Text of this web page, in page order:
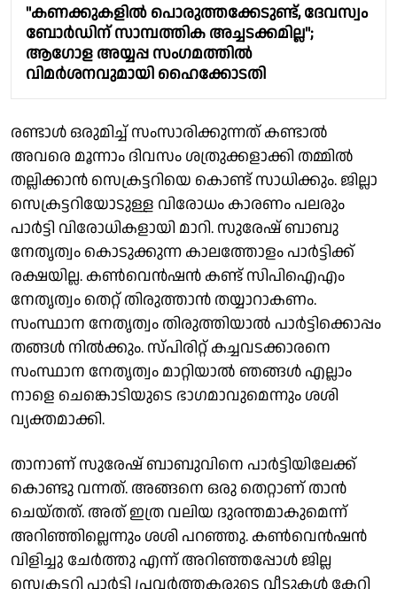
"കണക്കുകളില്‍ പൊരുത്തക്കേടുണ്ട്, ദേവസ്വം
ബോര്‍ഡിന് സാമ്പത്തിക അച്ചടക്കമില്ല";
ആഗോള അയ്യപ്പ സംഗമത്തിൽ
വിമർശനവുമായി ഹൈക്കോടതി
രണ്ടാൾ ഒരുമിച്ച് സംസാരിക്കുന്നത് കണ്ടാൽ
അവരെ മൂന്നാം ദിവസം ശത്രുക്കളാക്കി തമ്മിൽ
തല്ലിക്കാൻ സെക്രട്ടറിയെ കൊണ്ട് സാധിക്കും. ജില്ലാ
സെക്രട്ടറിയോടുള്ള വിരോധം കാരണം പലരും
പാർട്ടി വിരോധികളായി മാറി. സുരേഷ് ബാബു
നേതൃത്വം കൊടുക്കുന്ന കാലത്തോളം പാർട്ടിക്ക്
രക്ഷയില്ല. കൺവെൻഷൻ കണ്ട് സിപിഐഎം
നേതൃത്വം തെറ്റ് തിരുത്താൻ തയ്യാറാകണം.
സംസ്ഥാന നേതൃത്വം തിരുത്തിയാൽ പാർട്ടിക്കൊപ്പം
തങ്ങൾ നിൽക്കും. സ്പിരിറ്റ് കച്ചവടക്കാരനെ
സംസ്ഥാന നേതൃത്വം മാറ്റിയാൽ ഞങ്ങൾ എല്ലാം
നാളെ ചെങ്കൊടിയുടെ ഭാഗമാവുമെന്നും ശശി
വ്യക്തമാക്കി.
താനാണ് സുരേഷ് ബാബുവിനെ പാർട്ടിയിലേക്ക്
കൊണ്ടു വന്നത്. അങ്ങനെ ഒരു തെറ്റാണ് താൻ
ചെയ്തത്. അത് ഇത്ര വലിയ ദുരന്തമാകുമെന്ന്
അറിഞ്ഞില്ലെന്നും ശശി പറഞ്ഞു. കൺവെൻഷൻ
വിളിച്ചു ചേർത്തു എന്ന് അറിഞ്ഞപ്പോൾ ജില്ല
സെക്രട്ടറി പാർട്ടി പ്രവർത്തകരുടെ വീടുകൾ കേറി